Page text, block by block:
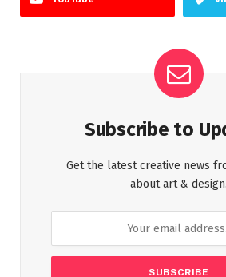
Subscribe to
Get the latest creative news
about art & design.